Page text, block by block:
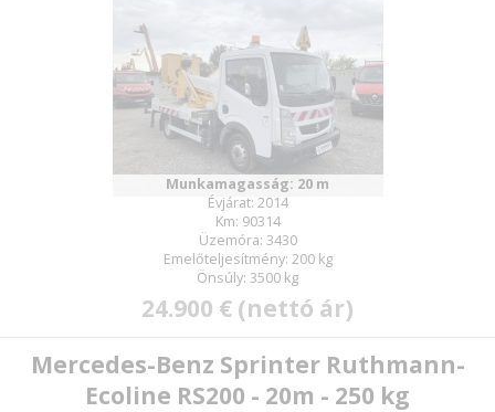
Munkamagasság: 20 m
Évjárat: 2014
Km: 90314
Üzemóra: 3430
Emelőteljesítmény: 200 kg
Önsúly: 3500 kg
24.900 € (nettó ár)
Mercedes-Benz Sprinter Ruthmann-
Ecoline RS200 - 20m - 250 kg